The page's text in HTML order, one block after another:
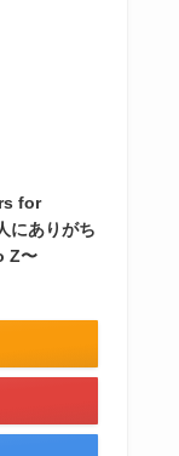
for
にありがち
Z〜